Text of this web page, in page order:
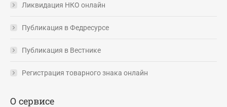
Ликвидация НКО онлайн
Публикация в Федресурсе
Публикация в Вестнике
Регистрация товарного знака онлайн
О сервисе